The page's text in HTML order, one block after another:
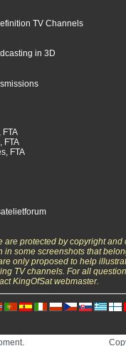
TV Channels
in 3D
FTA
FTA
FTA
are protected by copyright and
in some screenshots that
only proposed to help
TV channels. For all
KingOfSat webmaster.